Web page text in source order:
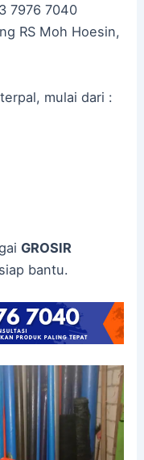
7976 7040
RS Moh Hoesin,
mulai dari :
GROSIR
bantu.